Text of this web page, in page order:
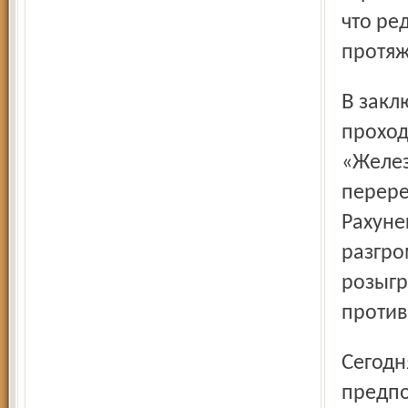
что
В заключительном отрезке встречи вся игра, по сути,
Сегодня на льду «Арены-2000» «железнодорожники» в